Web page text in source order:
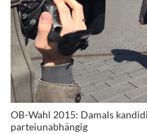
OB-Wahl 2015: Damals
parteiunabhängig